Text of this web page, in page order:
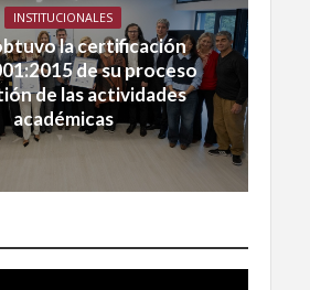
INSTITUCIONALES
la certificación
de su proceso
de las actividades
académicas